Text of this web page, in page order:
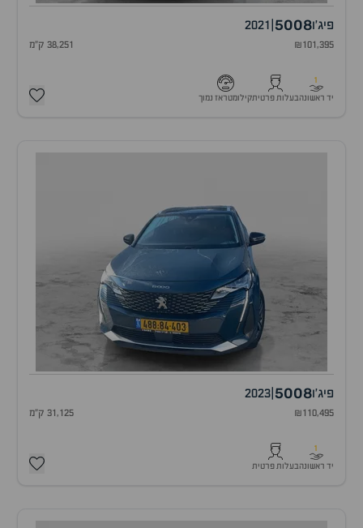
פיג'ו5008
2021
₪101,395 38,251 ק"מ
1
יד ראשונהבעלות פרטיתקילומטראז נמוך
פיג'ו5008
2023
₪110,495 31,125 ק"מ
1
יד ראשונהבעלות פרטית